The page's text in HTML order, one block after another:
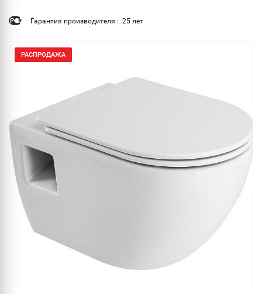
Гарантия производителя : 25 лет
РАСПРОДАЖА